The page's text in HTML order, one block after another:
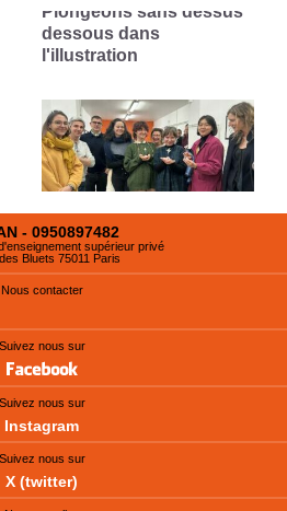
Plongeons sans dessus
dessous dans
l'illustration
- 0950897482
supérieur privé
Bluets 75011 Paris
Nous contacter
Suivez nous sur
Suivez nous sur
Instagram
Suivez nous sur
X (twitter)